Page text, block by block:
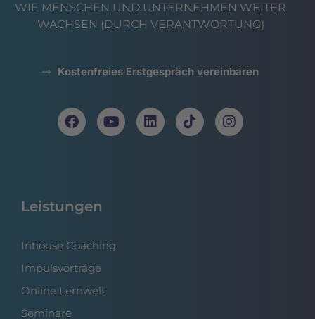
WIE MENSCHEN UND UNTERNEHMEN WEITER
WACHSEN (DURCH VERANTWORTUNG)
Kostenfreies Erstgespräch vereinbaren
Leistungen
Inhouse Coaching
Impulsvorträge
Online Lernwelt
Seminare